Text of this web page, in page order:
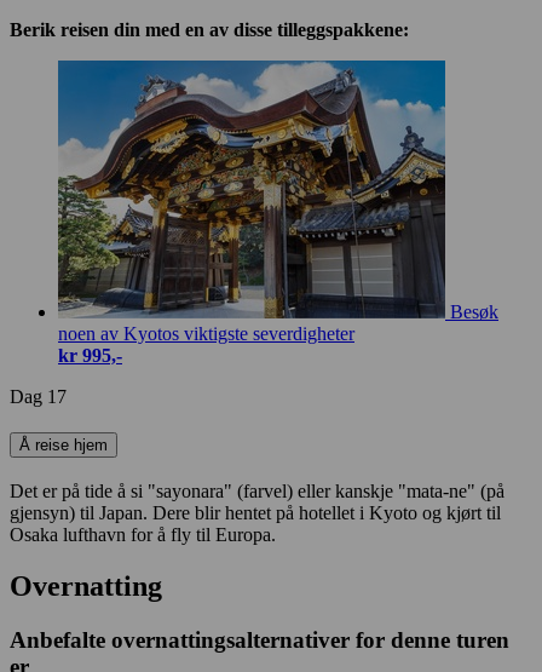
Berik reisen din med en av disse tilleggspakkene:
Besøk
noen av Kyotos viktigste severdigheter
kr 995,-
Dag 17
Å reise hjem
Det er på tide å si "sayonara" (farvel) eller kanskje "mata-ne" (på
gjensyn) til Japan. Dere blir hentet på hotellet i Kyoto og kjørt til
Osaka lufthavn for å fly til Europa.
Overnatting
Anbefalte overnattingsalternativer for denne turen
er